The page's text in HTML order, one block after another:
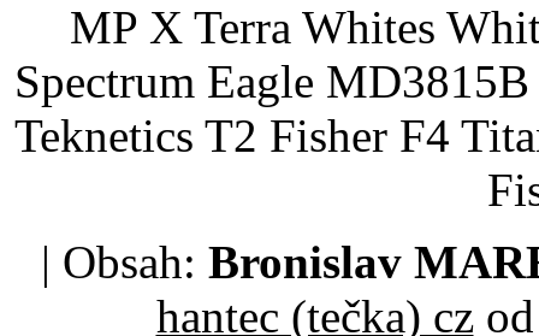
MP X Terra Whites
Spectrum Eagle
Teknetics T2 Fisher F4
| Obsah: Bronislav
hantec (tečka) czod